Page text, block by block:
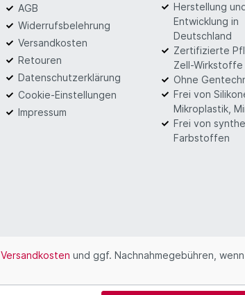
AGB
Widerrufsbelehrung
Versandkosten
Retouren
Datenschutzerklärung
Cookie-Einstellungen
Impressum
Herstellung
Entwicklung in
Deutschland
Zertifizierte
Zell-Wirkstoffe
Ohne
Frei von
Mikroplastik,
Frei von
Farbstoffen
Versandkosten und ggf. Nachnahmegebühren,